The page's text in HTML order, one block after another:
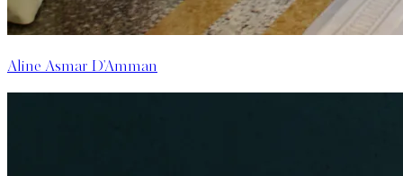
Aline Asmar D'Amman